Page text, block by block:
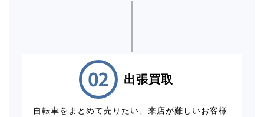
出張買取
自転車をまとめて売りたい、来店が難しいお客様